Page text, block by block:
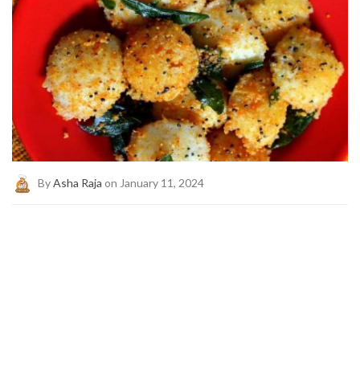
By Asha Raja on January 11, 2024